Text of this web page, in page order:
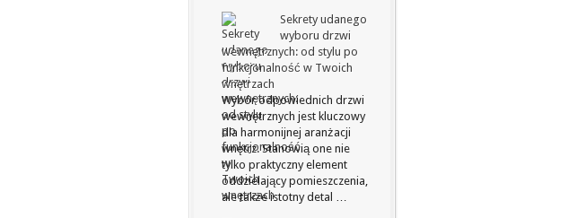
Sekrety udanego
wyboru drzwi
wewnętrznych: od stylu po
funkcjonalność w Twoich
wnętrzach
Wybór odpowiednich drzwi
wewnętrznych jest kluczowy
dla harmonijnej aranżacji
wnętrz. Stanowią one nie
tylko praktyczny element
oddzielający pomieszczenia,
ale także istotny detal …